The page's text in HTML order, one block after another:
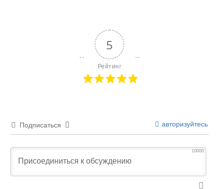
5
Рейтинг
Подписаться авторизуйтесь
10000